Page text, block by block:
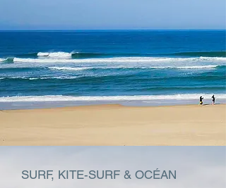
SURF, KITE-SURF & OCÉAN